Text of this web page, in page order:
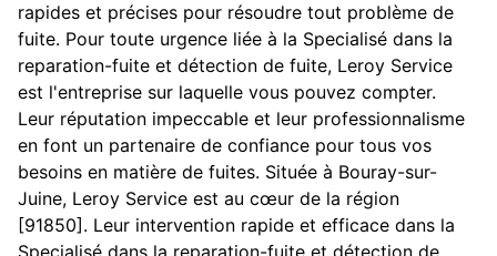
rapides et précises pour résoudre tout problème de
fuite. Pour toute urgence liée à la Specialisé dans la
reparation-fuite et détection de fuite, Leroy Service
est l'entreprise sur laquelle vous pouvez compter.
Leur réputation impeccable et leur professionnalisme
en font un partenaire de confiance pour tous vos
besoins en matière de fuites. Située à Bouray-sur-
Juine, Leroy Service est au cœur de la région
[91850]. Leur intervention rapide et efficace dans la